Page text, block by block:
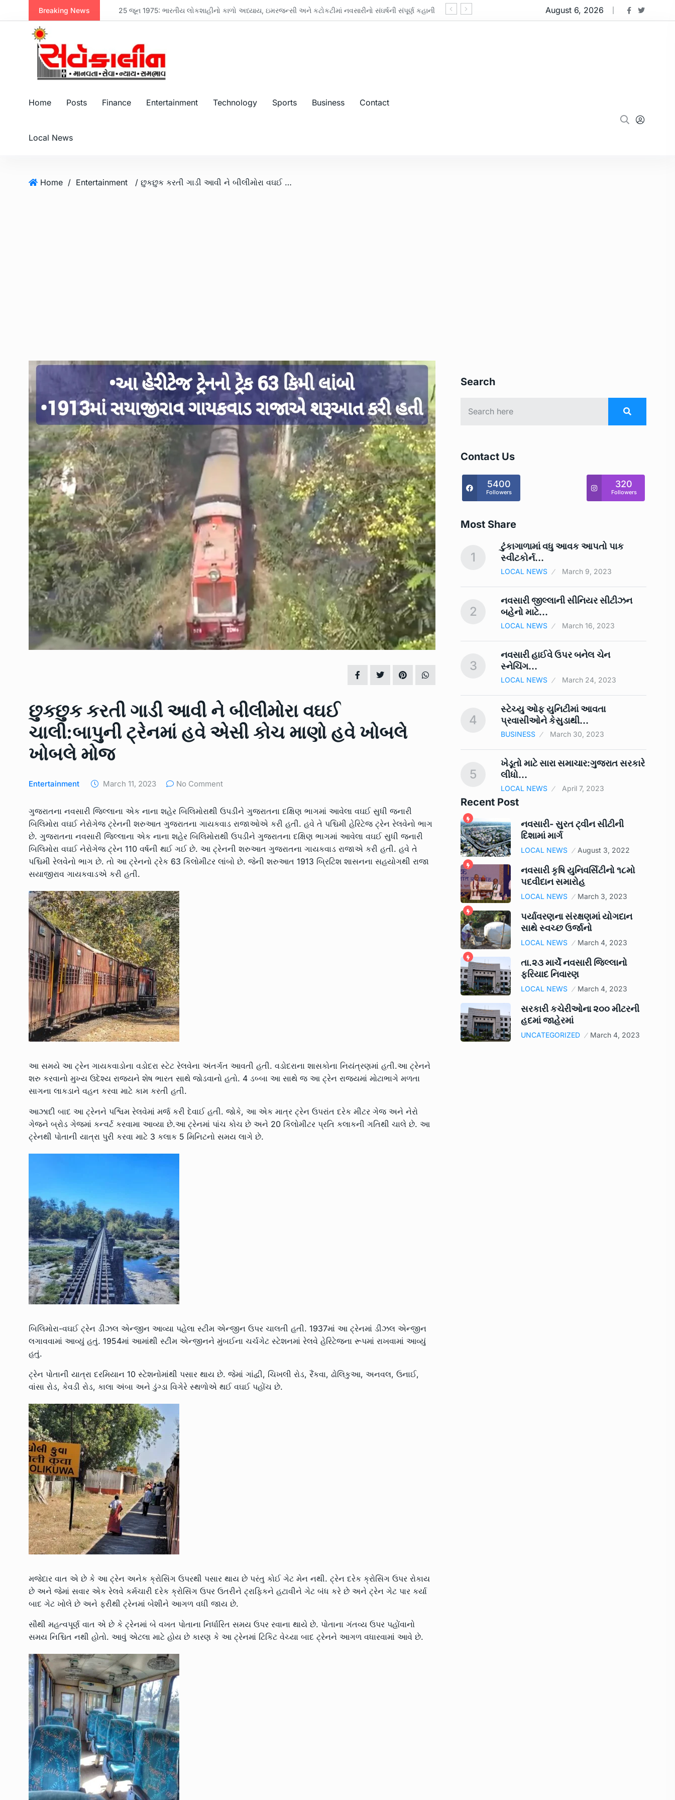
Breaking News
નવસારી મેનેજમેન્ટ એસોસિએશન દ્વારા મહેન્દ્ર બ્રધર્સના એમડી મિલન પરીખનું સન્માન, પરિમલ નથવાણીએ વિકાસ માટે સૌને એક થવાનો સંદેશ આપ્યો 25 જૂન 1975: ભારતીય લોકશાહીનો કાળો અધ્યાય, ઇમરજન્સી અને કટોકટીમાં નવસારીનો સંઘર્ષની સંપૂર્ણ કહાની ‘ઓપરેશન મ્યુલ હંટ 2.0’:નવસારીમાં 91 કરોડના
August 6, 2026
Home Posts Finance Entertainment Technology Sports Business Contact
Local News
Home / Entertainment / છુકછુક કરતી ગાડી આવી ને બીલીમોરા વઘઈ ચાલી:બાપુની ટ્રેનમાં હવે એસી કોચ માણો હવે ખોબલે ખોબલે મોજ
છુકછુક કરતી ગાડી આવી ને બીલીમોરા વઘઈ
ચાલી:બાપુની ટ્રેનમાં હવે એસી કોચ માણો હવે ખોબલે
ખોબલે મોજ
Entertainment March 11, 2023 No Comment
ગુજરાતના નવસારી જિલ્લાના એક નાના શહેર બિલિમોરાથી ઉપડીને ગુજરાતના દક્ષિણ ભાગમાં આવેલા વઘઈ સુધી જનારી
બિલિમોરા વઘઈ નેરોગેજ ટ્રેનની શરુઆત ગુજરાતના ગાયકવાડ રાજાઓએ કરી હતી. હવે તે પશ્ચિમી હેરિટેજ ટ્રેન રેલવેનો ભાગ
છે. ગુજરાતના નવસારી જિલ્લાના એક નાના શહેર બિલિમોરાથી ઉપડીને ગુજરાતના દક્ષિણ ભાગમાં આવેલા વઘઈ સુધી જનારી
બિલિમોરા વઘઈ નેરોગેજ ટ્રેન 110 વર્ષની થઈ ગઈ છે. આ ટ્રેનની શરુઆત ગુજરાતના ગાયકવાડ રાજાએ કરી હતી. હવે તે
પશ્ચિમી રેલવેનો ભાગ છે. તો આ ટ્રેનનો ટ્રેક 63 કિલોમીટર લાંબો છે. જેની શરુઆત 1913 બ્રિટિશ શાસનના સહયોગથી રાજા
સયાજીરાવ ગાયકવાડએ કરી હતી.
આ સમયે આ ટ્રેન ગાયકવાડોના વડોદરા સ્ટેટ રેલવેના અંતર્ગત આવતી હતી. વડોદરાના શાસકોના નિયંત્રણમાં હતી.આ ટ્રેનને
શરુ કરવાનો મુખ્ય ઉદેશ્ય રાજ્યને શેષ ભારત સાથે જોડવાનો હતો. 4 ડબ્બા આ સાથે જ આ ટ્રેન રાજ્યમાં મોટાભાગે મળતા
સાગના લાકડાને વહન કરવા માટે કામ કરતી હતી.
આઝાદી બાદ આ ટ્રેનને પશ્વિમ રેલવેમાં મર્જ કરી દેવાઈ હતી. જોકે, આ એક માત્ર ટ્રેન ઉપરાંત દરેક મીટર ગેજ અને નેરો
ગેજને બ્રોડ ગેજમાં કન્વર્ટ કરવામા આવ્યા છે.આ ટ્રેનમાં પાંચ કોચ છે અને 20 કિલોમીટર પ્રતિ કલાકની ગતિથી ચાલે છે. આ
ટ્રેનથી પોતાની યાત્રા પુરી કરવા માટે 3 કલાક 5 મિનિટનો સમય લાગે છે.
બિલિમોરા-વઘઈ ટ્રેન ડીઝલ એન્જીન આવ્યા પહેલા સ્ટીમ એન્જીન ઉપર ચાલતી હતી. 1937માં આ ટ્રેનમાં ડીઝલ એન્જીન
લગાવવામાં આવ્યું હતું. 1954માં આમાંથી સ્ટીમ એન્જીનને મુંબઈના ચર્ચગેટ સ્ટેશનમાં રેલવે હેરિટેજના રૂપમાં રાખવામાં આવ્યું
હતું.
ટ્રેન પોતાની યાત્રા દરમિયાન 10 સ્ટેશનોમાંથી પસાર થાય છે. જેમાં ગાંદ્વી, ચિખલી રોડ, રૈંકવા, ઢોલિકુઆ, અનવલ, ઉનાઈ,
વાંસા રોડ, કેવડી રોડ, કાલા અંબા અને ડુંગ્ડા વિગેરે સ્થળોએ થઈ વઘઈ પહોંચ છે.
મજેદાર વાત એ છે કે આ ટ્રેન અનેક ક્રોસિંગ ઉપરથી પસાર થાય છે પરંતુ કોઈ ગેટ મેન નથી. ટ્રેન દરેક ક્રોસિંગ ઉપર રોકાય
છે અને જેમાં સવાર એક રેલવે કર્મચારી દરેક ક્રોસિંગ ઉપર ઉતરીને ટ્રાફિકને હટાવીને ગેટ બંધ કરે છે અને ટ્રેન ગેટ પાર કર્યા
બાદ ગેટ ખોલે છે અને ફરીથી ટ્રેનમાં બેશીને આગળ વધી જાય છે.
સૌથી મહત્વપૂર્ણ વાત એ છે કે ટ્રેનમાં બે વખત પોતાના નિર્ધારિત સમય ઉપર રવાના થાયે છે. પોતાના ગંતવ્ય ઉપર પહોંવાનો
સમય નિશ્ચિત નથી હોતો. આવું એટલા માટે હોય છે કારણ કે આ ટ્રેનમાં ટિકિટ વેચ્યા બાદ ટ્રેનને આગળ વધારવામાં આવે છે.
Search
Contact Us
5400
Followers
320
Followers
Most Share
6
ઉભરાટ નજીકના પરસોલી ગામે
એરપોર્ટની વિશાળ…
LOCAL NEWS April 17, 2023
7 IPL 2023: અર્જુન તેંડુલકર કરતા 3…
SPORTS April 28, 2023
9
મેન્ગ્રુવના વાવેતર તેમજ સંરક્ષણ માટે
ત્રણ…
UNCATEGORIZED May 23, 2023
UNCATEGORIZED June 4, 2023
11
નવસારી પાલિકાના માજી પ્રમુખ અને
સૌરાષ્ટ્ર…
LOCAL NEWS June 14, 2023
12
‘પૂજારાને બલિનો બકરો કેમ બનાવવામાં
આવી…
SPORTS June 24, 2023
કેશગુફન…
LOCAL NEWS July 4, 2023
14
નવસારી જિલ્લામાં ઓગષ્ટ માસમાં
‘સ્વચ્છ સર્વેક્ષણ…
LOCAL NEWS July 20, 2023
1
ટુંકાગાળામાં વધુ આવક આપતો પાક
સ્‍વીટકોર્ન…
LOCAL NEWS March 9, 2023
2
નવસારી જીલ્લાની સીનિયર સીટીઝન
બહેનો માટે…
LOCAL NEWS March 16, 2023
3
નવસારી હાઈવે ઉપર બનેલ ચેન
સ્નેચિંગ…
LOCAL NEWS March 24, 2023
4
સ્ટેચ્યુ ઓફ યુનિટીમાં આવતા
પ્રવાસીઓને કેસુડાથી…
BUSINESS March 30, 2023
5
ખેડૂતો માટે સારા સમાચાર:ગુજરાત સરકારે
લીધો…
LOCAL NEWS April 7, 2023
Recent Post
નવસારી- સુરત ટ્વીન સીટીની
દિશામાં માર્ગ
LOCAL NEWS August 3, 2022
નવસારી કૃષિ યુનિવર્સિટીનો ૧૮મો
પદવીદાન સમારોહ
LOCAL NEWS March 3, 2023
પર્યાવરણના સંરક્ષણમાં યોગદાન
સાથે સ્વચ્છ ઉર્જાનો
LOCAL NEWS March 4, 2023
તા.૨૩ માર્ચે નવસારી જિલ્લાનો
ફરિયાદ નિવારણ
LOCAL NEWS March 4, 2023
સરકારી કચેરીઓના ૨૦૦ મીટરની
હદમાં જાહેરમાં
UNCATEGORIZED March 4, 2023